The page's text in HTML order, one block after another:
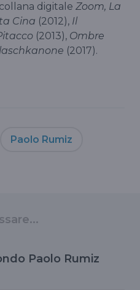
digitale Zoom, La
Cina (2012), Il
(2013), Ombre
(2017).
Paolo Rumiz
Paolo Rumiz